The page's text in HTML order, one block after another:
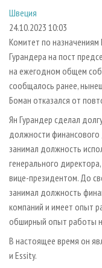
СУШКА ДРЕВЕСИНЫ
ПРОИЗВОДСТВО
ДЕРЕВЯННОЕ
ПРОИЗВОДСТВО
БИОЭНЕРГЕТИКА
ЦБП
ИНСТРУМЕНТ И
ПЕРСОНЫ
МОБИЛЬНЫЕ
ОФИЦИАЛЬНЫЕ
ПРИОРИТЕТНЫЕ
RUSSIAN
ГАЗЕТА
БИБЛИОТЕКА
КОНТАКТЫ
РЕКЛАМОДАТЕЛЯМ
РЕКЛАМА
РЕКЛАМА НА САЙТЕ
Швеция
24.10.2023 10:03
Комитет по
Гурандера на пост
на ежегодном общем
сообщалось ранее,
Боман отказался от
Ян Гурандер сделал
должности финансового
занимал должность
генерального
вице-президентом. До
занимал должность
компаний и имеет опыт
обширный опыт работы
В настоящее время он
и Essity.